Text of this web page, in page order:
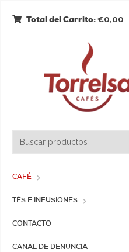
Total del Carrito: €0,00
CAFÉ
TÉS E INFUSIONES
CONTACTO
CANAL DE DENUNCIA